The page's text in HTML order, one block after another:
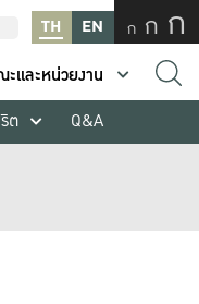
TH EN ก ก ก
และหน่วยงาน
ต Q&A